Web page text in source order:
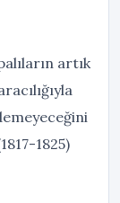
artık
1825)